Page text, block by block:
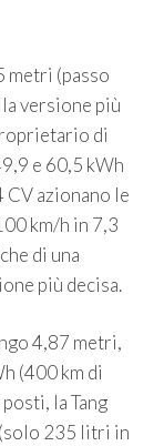
metri (passo
versione più
di
e 60,5 kWh
CV azionano le
km/h in 7,3
di una
più decisa.
4,87 metri,
(400 km di
la Tang
235 litri in